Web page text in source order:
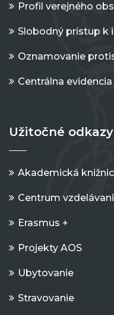
Profil verejného
Slobodný prístup k
Oznamovanie
Centrálna
Užitočné odkazy
Akademická
Centrum
Erasmus +
Projekty AOS
Ubytovanie
Stravovanie